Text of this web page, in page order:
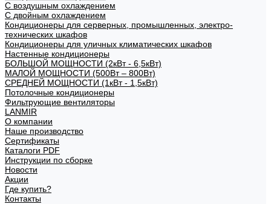
С воздушным охлаждением
С двойным охлаждением
Кондиционеры для серверных, промышленных, электро-
технических шкафов
Кондиционеры для уличных климатических шкафов
Настенные кондиционеры
БОЛЬШОЙ МОЩНОСТИ (2кВт - 6,5кВт)
МАЛОЙ МОЩНОСТИ (500Вт – 800Вт)
СРЕДНЕЙ МОЩНОСТИ (1кВт - 1,5кВт)
Потолочные кондиционеры
Фильтрующие вентиляторы
LANMIR
О компании
Наше производство
Сертификаты
Каталоги PDF
Инструкции по сборке
Новости
Акции
Где купить?
Контакты